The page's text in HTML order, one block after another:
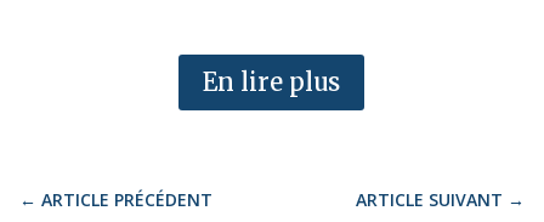
En lire plus
← ARTICLE PRÉCÉDENT ARTICLE SUIVANT →